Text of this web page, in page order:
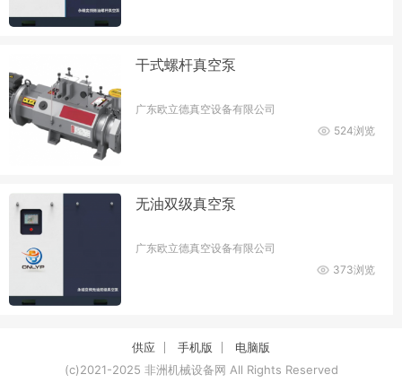
干式螺杆真空泵
广东欧立德真空设备有限公司
524浏览
无油双级真空泵
广东欧立德真空设备有限公司
373浏览
供应 手机版
电脑版
(c)2021-2025 非洲机械设备网 All Rights Reserved